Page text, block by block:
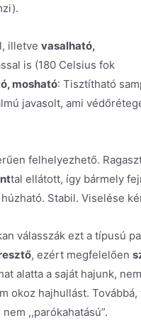
illetve vasalható,
is (180 Celsius fok
mosható: Tisztítható
javasolt, ami
felhelyezhető.
tal ellátott, így bármely
Stabil. Viselése
válasszák ezt a típusú
, ezért megfelelően
alatta a saját hajunk,
okoz hajhullást.
,,parókahatású”.